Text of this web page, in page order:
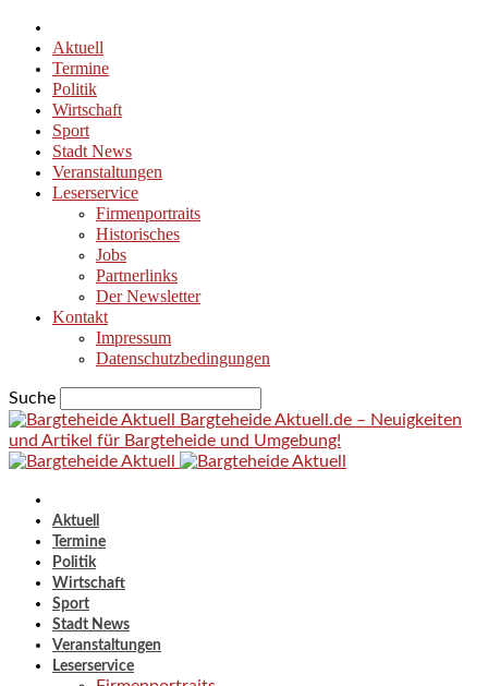
Aktuell
Termine
Politik
Wirtschaft
Sport
Stadt News
Veranstaltungen
Leserservice
Firmenportraits
Historisches
Jobs
Partnerlinks
Der Newsletter
Kontakt
Impressum
Datenschutzbedingungen
Suche
Bargteheide Aktuell.de – Neuigkeiten
und Artikel für Bargteheide und Umgebung!
Aktuell
Termine
Politik
Wirtschaft
Sport
Stadt News
Veranstaltungen
Leserservice